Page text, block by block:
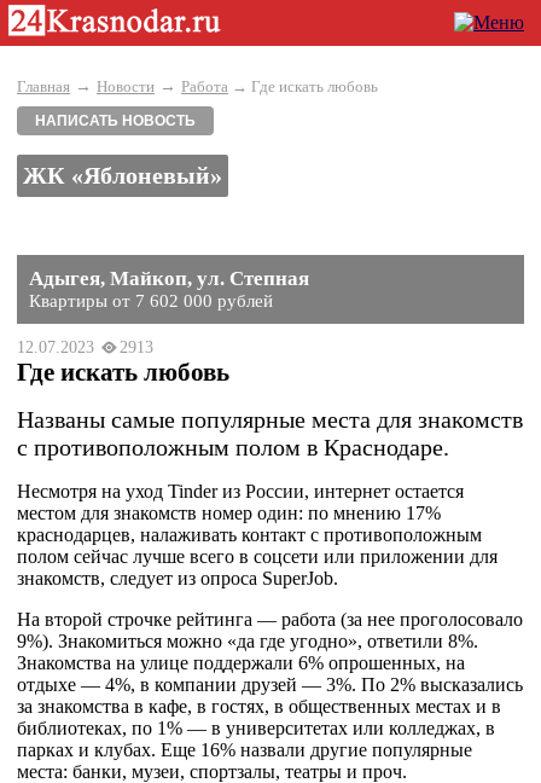
Главная → Новости → Работа → Где искать любовь
НАПИСАТЬ НОВОСТЬ
ЖК «Яблоневый»
Адыгея, Майкоп, ул. Степная
Квартиры от 7 602 000 рублей
12.07.2023 2913
Где искать любовь
Названы самые популярные места для знакомств
с противоположным полом в Краснодаре.
Несмотря на уход Tinder из России, интернет остается
местом для знакомств номер один: по мнению 17%
краснодарцев, налаживать контакт с противоположным
полом сейчас лучше всего в соцсети или приложении для
знакомств, следует из опроса SuperJob.
На второй строчке рейтинга — работа (за нее проголосовало
9%). Знакомиться можно «да где угодно», ответили 8%.
Знакомства на улице поддержали 6% опрошенных, на
отдыхе — 4%, в компании друзей — 3%. По 2% высказались
за знакомства в кафе, в гостях, в общественных местах и в
библиотеках, по 1% — в университетах или колледжах, в
парках и клубах. Еще 16% назвали другие популярные
места: банки, музеи, спортзалы, театры и проч.